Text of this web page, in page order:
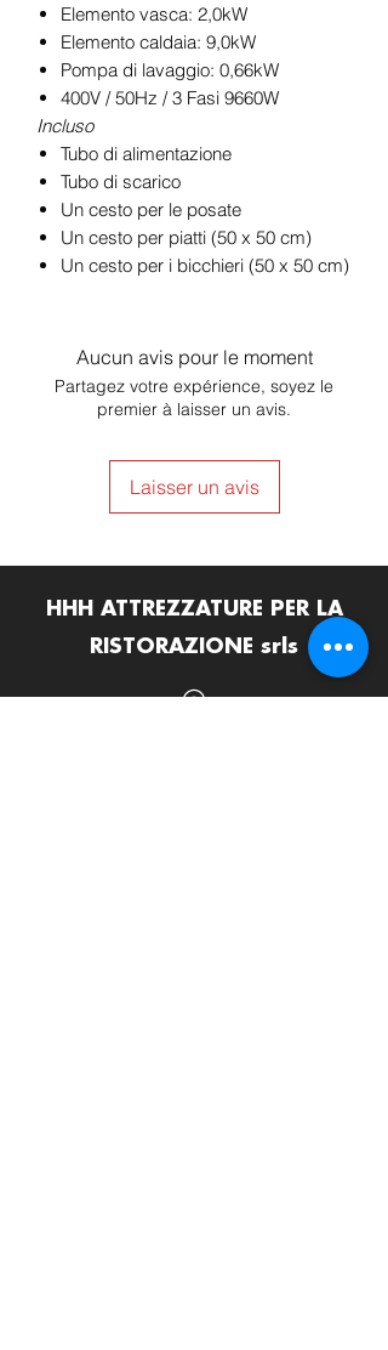
Elemento vasca: 2,0kW
Elemento caldaia: 9,0kW
Pompa di lavaggio: 0,66kW
400V / 50Hz / 3 Fasi 9660W
Incluso
Tubo di alimentazione
Tubo di scarico
Un cesto per le posate
Un cesto per piatti (50 x 50 cm)
Un cesto per i bicchieri (50 x 50 cm)
Aucun avis pour le moment
Partagez votre expérience, soyez le
premier à laisser un avis.
Laisser un avis
HHH ATTREZZATURE PER LA
RISTORAZIONE srls